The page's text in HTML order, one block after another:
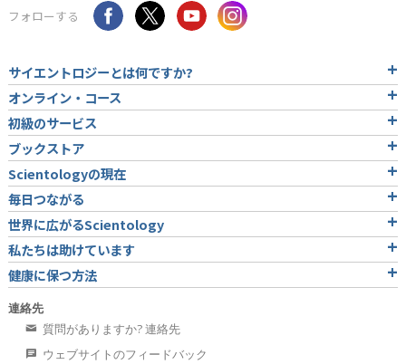
フォローする
サイエントロジーとは何ですか?
オンライン・コース
初級のサービス
ブックストア
Scientologyの現在
毎日つながる
世界に広がるScientology
私たちは助けています
健康に保つ方法
連絡先
質問がありますか? 連絡先
ウェブサイトのフィードバック